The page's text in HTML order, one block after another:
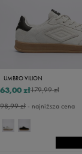
UMBRO VILION
179,99 zł
63,00 zł
98,99 zł- najniższa cena